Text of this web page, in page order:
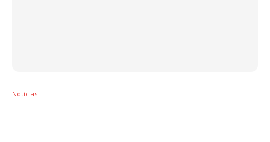
Notícias